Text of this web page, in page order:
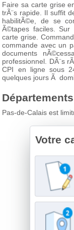
Faire sa carte grise
trÃ¨s rapide. Il suffit
habilitÃ©e, de se
Ã©tapes faciles.
carte grise.
commande avec un
documents
professionnel. DÃ¨s
CPI en ligne sous
quelques jours Ã
Pas-de-Calais est
Votre